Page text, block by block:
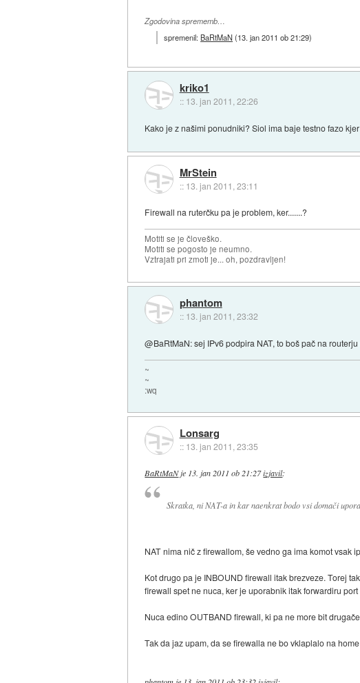
Zgodovina sprememb…
spremenil:BaRtMaN(13. jan 2011 ob 21:29)
kriko1
:: 13. jan 2011, 22:26
Kako je z našimi ponudniki? Siol ima baje testno fazo
MrStein
:: 13. jan 2011, 23:11
Firewall na ruterčku pa je problem, ker.......?
Motiti se je človeško.
Motiti se pogosto je neumno.
Vztrajati pri zmoti je... oh, pozdravljen!
phantom
:: 13. jan 2011, 23:32
@BaRtMaN: sej IPv6 podpira NAT, to boš pač na
~
~
:wq
Lonsarg
:: 13. jan 2011, 23:35
BaRtMaNje 13. jan 2011 ob 21:27izjavil:
Skratka, ni NAT-a in kar naenkrat bodo vsi domači
NAT nima nič z firewallom, še vedno ga ima komot vsak
Kot drugo pa je INBOUND firewall itak brezveze. Torej
firewall spet ne nuca, ker je uporabnik itak forwardiru
Nuca edino OUTBAND firewall, ki pa ne more bit
Tak da jaz upam, da se firewalla ne bo vklaplalo na